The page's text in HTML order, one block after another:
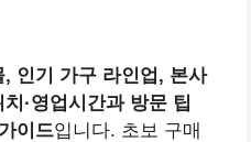
, 인기 가구 라인업, 본사
·영업시간과 방문 팁
이드입니다. 초보 구매